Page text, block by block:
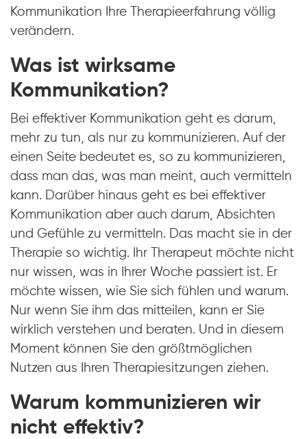
Kommunikation Ihre Therapieerfahrung völlig
verändern.
Was ist wirksame
Kommunikation?
Bei effektiver Kommunikation geht es darum,
mehr zu tun, als nur zu kommunizieren. Auf der
einen Seite bedeutet es, so zu kommunizieren,
dass man das, was man meint, auch vermitteln
kann. Darüber hinaus geht es bei effektiver
Kommunikation aber auch darum, Absichten
und Gefühle zu vermitteln. Das macht sie in der
Therapie so wichtig. Ihr Therapeut möchte nicht
nur wissen, was in Ihrer Woche passiert ist. Er
möchte wissen, wie Sie sich fühlen und warum.
Nur wenn Sie ihm das mitteilen, kann er Sie
wirklich verstehen und beraten. Und in diesem
Moment können Sie den größtmöglichen
Nutzen aus Ihren Therapiesitzungen ziehen.
Warum kommunizieren wir
nicht effektiv?